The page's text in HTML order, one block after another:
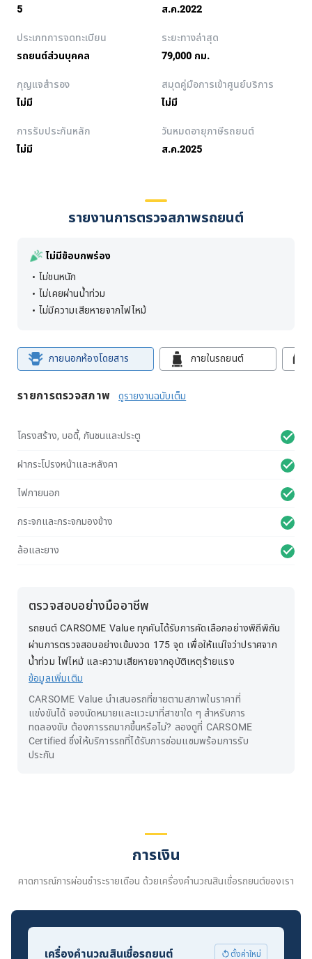
5
ส.ค.2022
ประเภทการจดทะเบียน
รถยนต์ส่วนบุคคล
ระยะทางล่าสุด
79,000 กม.
กุญแจสำรอง
ไม่มี
สมุดคู่มือการเข้าศูนย์บริการ
ไม่มี
การรับประกันหลัก
ไม่มี
วันหมดอายุภาษีรถยนต์
ส.ค.2025
รายงานการตรวจสภาพรถยนต์
ไม่มีข้อบกพร่อง
ไม่ชนหนัก
ไม่เคยผ่านน้ำท่วม
ไม่มีความเสียหายจากไฟไหม้
ภายนอกห้องโดยสาร ภายในรถยนต์
รายการตรวจสภาพ ดูรายงานฉบับเต็ม
โครงสร้าง, บอดี้, กันชนและประตู
ฝากระโปรงหน้าและหลังคา
ไฟภายนอก
กระจกและกระจกมองข้าง
ล้อและยาง
ตรวจสอบอย่างมืออาชีพ
รถยนต์ CARSOME Value ทุกคันได้รับการคัดเลือกอย่างพิถีพิถัน
ผ่านการตรวจสอบอย่างเข้มงวด 175 จุด เพื่อให้แน่ใจว่าปราศจาก
น้ำท่วม ไฟไหม้ และความเสียหายจากอุบัติเหตุร้ายแรง
ข้อมูลเพิ่มเติม
CARSOME Value นำเสนอรถที่ขายตามสภาพในราคาที่
แข่งขันได้ จองนัดหมายและแวะมาที่สาขาใด ๆ สำหรับการ
ทดลองขับ ต้องการรถมากขึ้นหรือไม่? ลองดูที่ CARSOME
Certified ซึ่งให้บริการรถที่ได้รับการซ่อมแซมพร้อมการรับ
ประกัน
การเงิน
คาดการณ์การผ่อนชำระรายเดือน ด้วยเครื่องคำนวณสินเชื่อรถยนต์ของเรา
เครื่องคำนวณสินเชื่อรถยนต์ ตั้งค่าใหม่